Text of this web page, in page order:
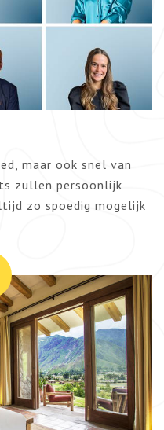
maar ook snel van
zullen persoonlijk
zo spoedig mogelijk